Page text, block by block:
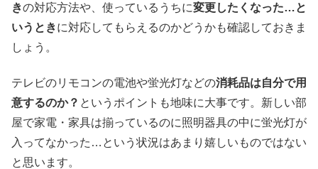
きの対応方法や、使っているうちに変更したくなった…と
いうときに対応してもらえるのかどうかも確認しておきま
しょう。
テレビのリモコンの電池や蛍光灯などの消耗品は自分で用
意するのか？ というポイントも地味に大事です。新しい部
屋で家電・家具は揃っているのに照明器具の中に蛍光灯が
入ってなかった…という状況はあまり嬉しいものではない
と思います。